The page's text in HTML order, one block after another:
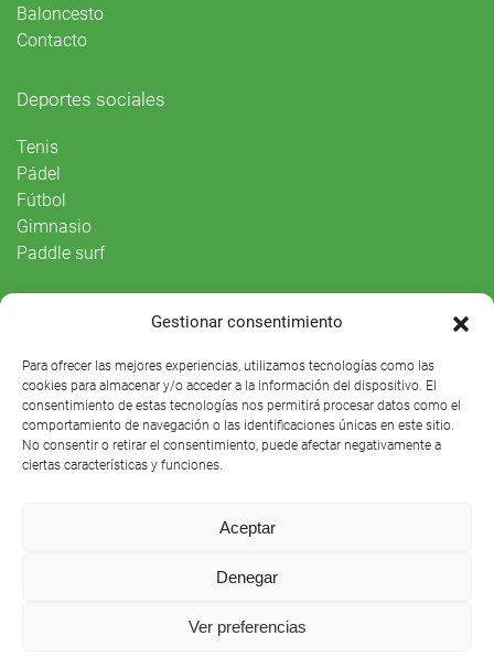
Gestionar consentimiento
Para ofrecer las mejores experiencias, utilizamos tecnologías como las
cookies para almacenar y/o acceder a la información del dispositivo. El
consentimiento de estas tecnologías nos permitirá procesar datos como el
comportamiento de navegación o las identificaciones únicas en este sitio.
No consentir o retirar el consentimiento, puede afectar negativamente a
ciertas características y funciones.
Aceptar
Denegar
Ver preferencias
Baloncesto
Contacto
Deportes sociales
Tenis
Pádel
Fútbol
Gimnasio
Paddle surf
Agenda
Club Náutico Sevilla © 2021 |Aviso legal